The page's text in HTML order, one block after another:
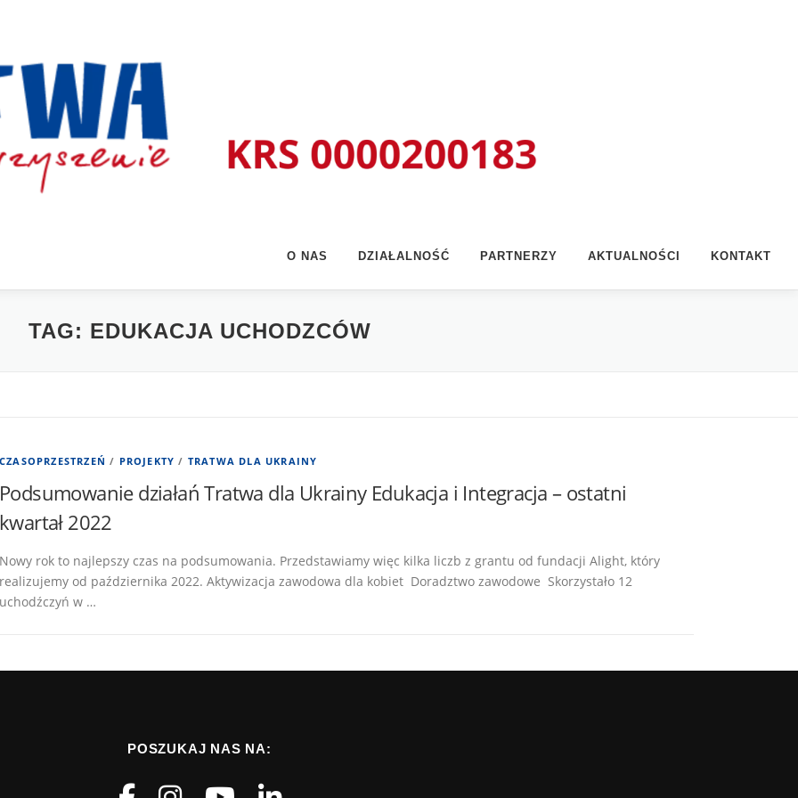
O NAS DZIAŁALNOŚĆ PARTNERZY AKTUALNOŚCI KONTAKT
TAG: EDUKACJA UCHODZCÓW
CZASOPRZESTRZEŃ / PROJEKTY / TRATWA DLA UKRAINY
Podsumowanie działań Tratwa dla Ukrainy Edukacja i Integracja – ostatni
kwartał 2022
Nowy rok to najlepszy czas na podsumowania. Przedstawiamy więc kilka liczb z grantu od fundacji Alight, który
realizujemy od października 2022. Aktywizacja zawodowa dla kobiet Doradztwo zawodowe Skorzystało 12
uchodźczyń w …
POSZUKAJ NAS NA: